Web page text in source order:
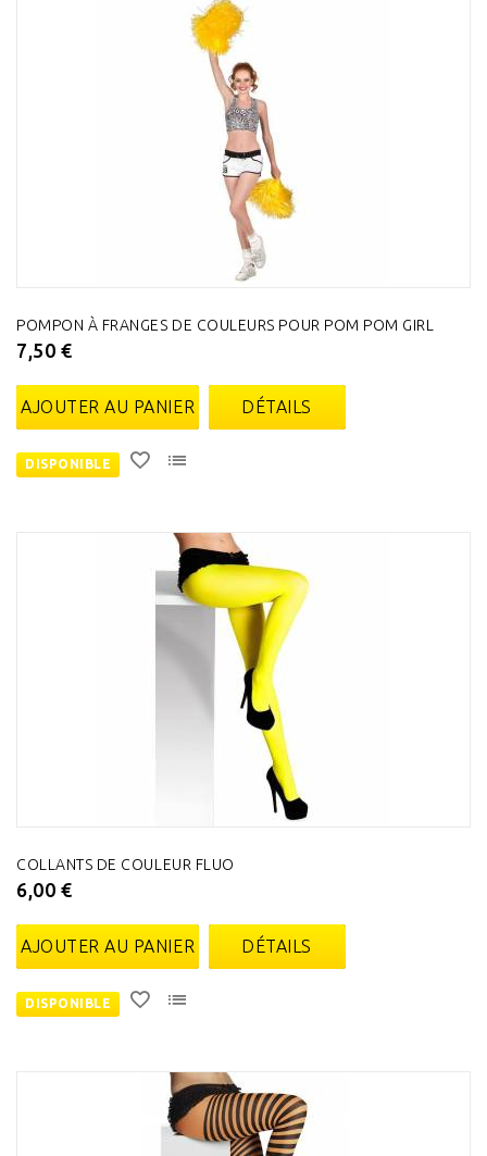
POMPON À FRANGES DE COULEURS POUR POM POM GIRL
7,50 €
AJOUTER AU PANIER DÉTAILS
DISPONIBLE
COLLANTS DE COULEUR FLUO
6,00 €
AJOUTER AU PANIER DÉTAILS
DISPONIBLE